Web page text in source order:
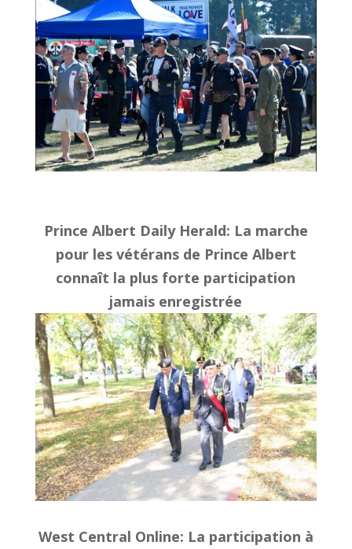
Prince Albert Daily Herald: La marche
pour les vétérans de Prince Albert
connaît la plus forte participation
jamais enregistrée
West Central Online: La participation à